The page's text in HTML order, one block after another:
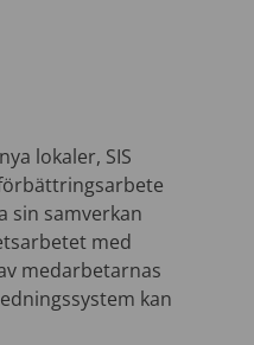
lokaler, SIS
sin samverkan
med
medarbetarnas
kan